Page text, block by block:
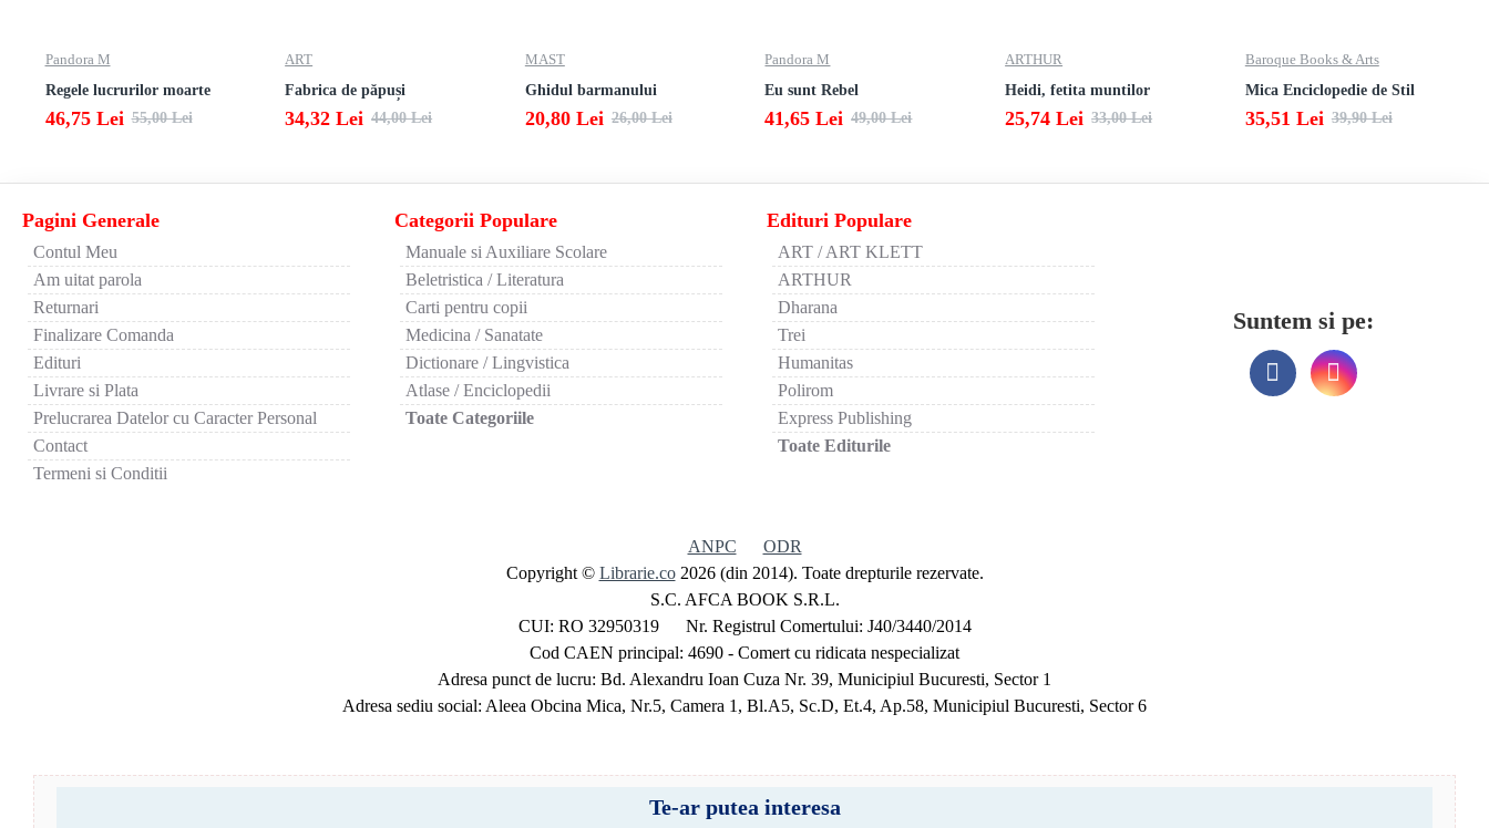
Pandora M
Regele lucrurilor moarte
46,75 Lei 55,00 Lei
ART
Fabrica de păpuși
34,32 Lei 44,00 Lei
MAST
Ghidul barmanului
20,80 Lei 26,00 Lei
Pandora M
Eu sunt Rebel
41,65 Lei 49,00 Lei
ARTHUR
Heidi, fetita muntilor
25,74 Lei 33,00 Lei
Baroque Books & Arts
Mica Enciclopedie de Stil
35,51 Lei 39,90 Lei
Pagini Generale
Contul Meu
Am uitat parola
Returnari
Finalizare Comanda
Edituri
Livrare si Plata
Prelucrarea Datelor cu Caracter Personal
Contact
Termeni si Conditii
Categorii Populare
Manuale si Auxiliare Scolare
Beletristica / Literatura
Carti pentru copii
Medicina / Sanatate
Dictionare / Lingvistica
Atlase / Enciclopedii
Toate Categoriile
Edituri Populare
ART / ART KLETT
ARTHUR
Dharana
Trei
Humanitas
Polirom
Express Publishing
Toate Editurile
Suntem si pe:
ANPC
ODR
Copyright © Librarie.co 2026 (din 2014). Toate drepturile rezervate.
S.C. AFCA BOOK S.R.L.
CUI: RO 32950319 Nr. Registrul Comertului: J40/3440/2014
Cod CAEN principal: 4690 - Comert cu ridicata nespecializat
Adresa punct de lucru: Bd. Alexandru Ioan Cuza Nr. 39, Municipiul Bucuresti, Sector 1
Adresa sediu social: Aleea Obcina Mica, Nr.5, Camera 1, Bl.A5, Sc.D, Et.4, Ap.58, Municipiul Bucuresti, Sector 6
Te-ar putea interesa